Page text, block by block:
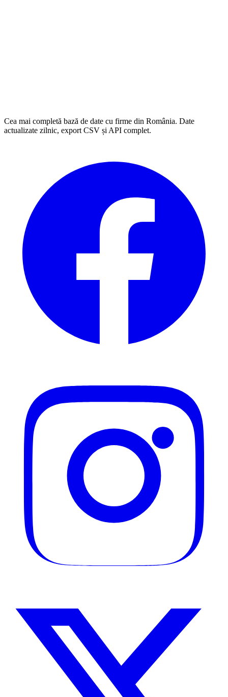
Cea mai completă bază de date cu firme din România. Date
actualizate zilnic, export CSV și API complet.